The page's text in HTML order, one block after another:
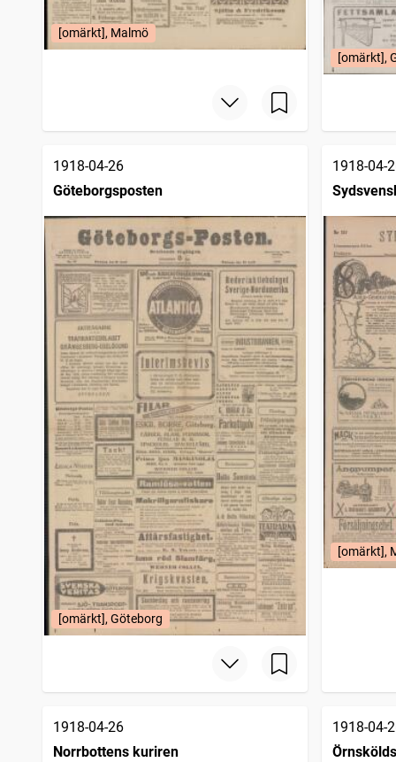
[omärkt], Malmö
[omärkt],
1918-04-26
Göteborgsposten
[omärkt], Göteborg
1918-04-
[omärkt],
1918-04-26
Norrbottens kuriren
1918-04-